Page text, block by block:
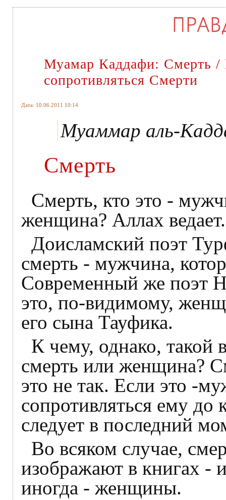
Муамар Каддафи: Смерть /
сопротивляться Смерти
Дата: 10.06.2011 10:14
Муаммар аль-
Смерть
Смерть, кто это -
женщина? Аллах
Доисламский поэт
смерть - мужчина,
Современный же поэт
это, по-видимому,
его сына Тауфика.
К чему, однако, такой
смерть или женщина?
это не так. Если это -
сопротивляться ему
следует в последний
Во всяком случае,
изображают в книгах -
иногда - женщины.